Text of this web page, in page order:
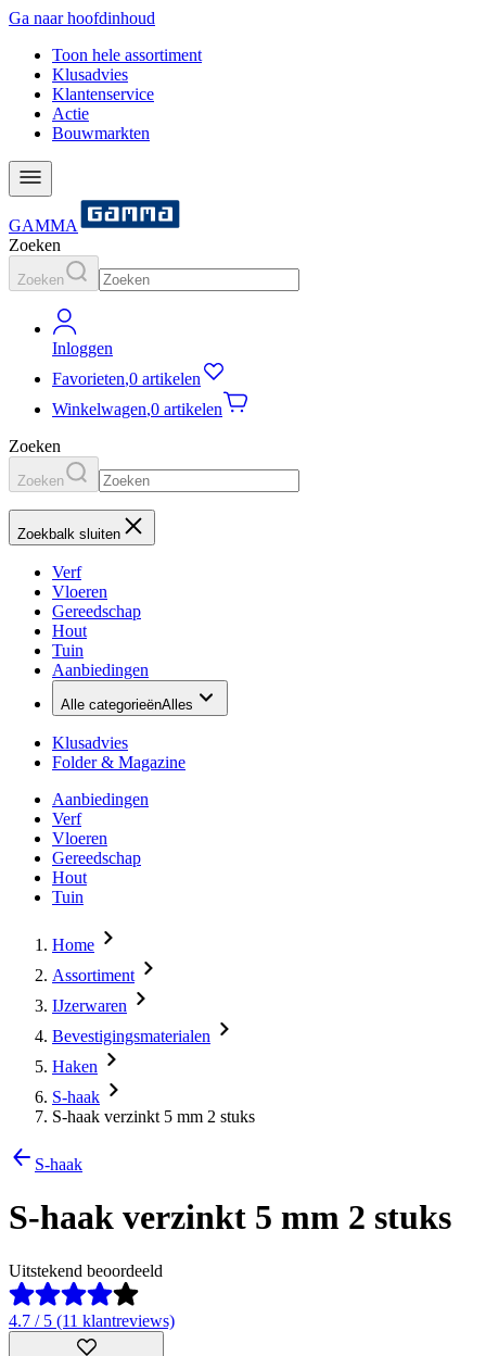
Ga naar hoofdinhoud
Toon hele assortiment
Klusadvies
Klantenservice
Actie
Bouwmarkten
GAMMA
Zoeken
Zoeken
Inloggen
Favorieten,0 artikelen
Winkelwagen,0 artikelen
Zoeken
Zoeken
Zoekbalk sluiten
Verf
Vloeren
Gereedschap
Hout
Tuin
Aanbiedingen
Alle categorieënAlles
Klusadvies
Folder & Magazine
Aanbiedingen
Verf
Vloeren
Gereedschap
Hout
Tuin
Home
Assortiment
IJzerwaren
Bevestigingsmaterialen
Haken
S-haak
S-haak verzinkt 5 mm 2 stuks
S-haak
S-haak verzinkt 5 mm 2 stuks
Uitstekend beoordeeld
4.7 / 5 (11 klantreviews)